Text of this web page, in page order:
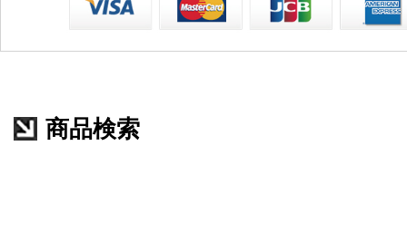
商品検索